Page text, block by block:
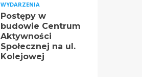
WYDARZENIA
Postępy w
budowie Centrum
Aktywności
Społecznej na ul.
Kolejowej